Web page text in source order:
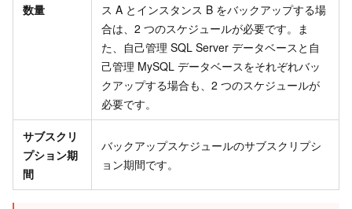
数量
ス A とインスタンス B をバックアップする場
合は、2 つのスケジュールが必要です。ま
た、自己管理 SQL Server データベースと自
己管理 MySQL データベースをそれぞれバッ
クアップする場合も、2 つのスケジュールが
必要です。
サブスクリ
プション期
間
バックアップスケジュールのサブスクリプシ
ョン期間です。